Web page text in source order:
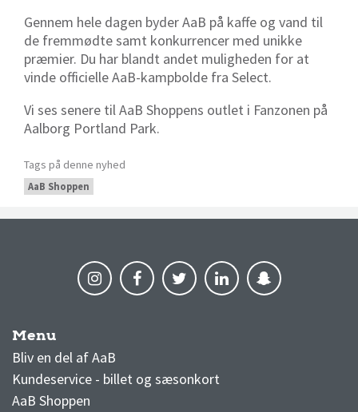
Gennem hele dagen byder AaB på kaffe og vand til
de fremmødte samt konkurrencer med unikke
præmier. Du har blandt andet muligheden for at
vinde officielle AaB-kampbolde fra Select.
Vi ses senere til AaB Shoppens outlet i Fanzonen på
Aalborg Portland Park.
Tags på denne nyhed
AaB Shoppen
Menu
Bliv en del af AaB
Kundeservice - billet og sæsonkort
AaB Shoppen